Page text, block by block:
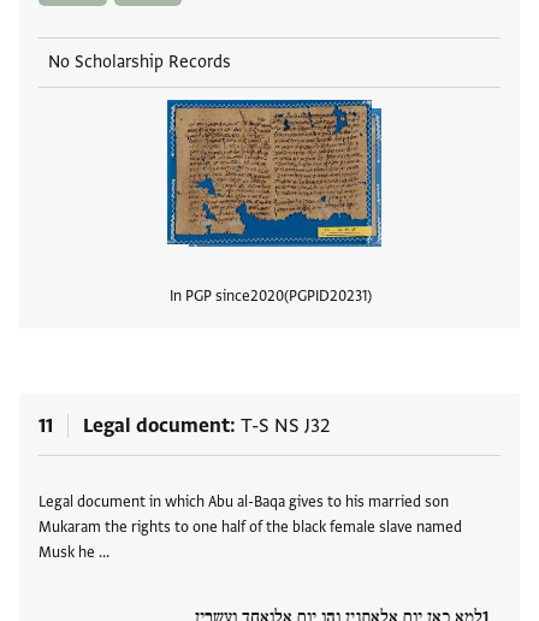
No Scholarship Records
In PGP since2020 PGPID20231
11 Legal document T-S NS J32
Legal document in which Abu al-Baqa gives to his married son
Mukaram the rights to one half of the black female slave named
Musk he …